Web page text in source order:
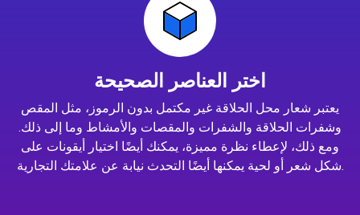
اختر العناصر الصحيحة
يعتبر شعار محل الحلاقة غير مكتمل بدون الرموز، مثل المقص
وشفرات الحلاقة والشفرات والمقصات والأمشاط وما إلى ذلك.
ومع ذلك، لإعطاء نظرة مميزة، يمكنك أيضًا اختيار أيقونات على
شكل شعر أو لحية يمكنها أيضًا التحدث نيابة عن علامتك التجارية.